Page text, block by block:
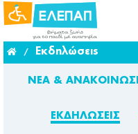
/ Εκδηλώσεις
ΝΈΑ &
ΕΚΔΗΛΏΣΕΙΣ